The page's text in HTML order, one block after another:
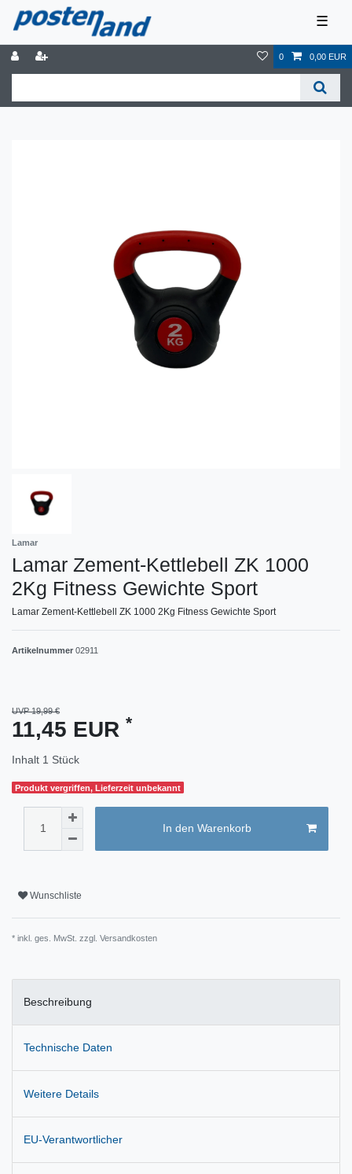
☰
0 0,00 EUR
Lamar
Lamar Zement-Kettlebell ZK 1000
2Kg Fitness Gewichte Sport
Lamar Zement-Kettlebell ZK 1000 2Kg Fitness Gewichte Sport
Artikelnummer 02911
UVP 19,99 €
11,45 EUR *
Inhalt 1 Stück
Produkt vergriffen, Lieferzeit unbekannt
In den Warenkorb
Wunschliste
* inkl. ges. MwSt. zzgl. Versandkosten
Beschreibung
Technische Daten
Weitere Details
EU-Verantwortlicher